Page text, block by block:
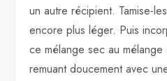
un autre récipient. Tamise-
encore plus léger. Puis
ce mélange sec au
remuant doucement avec